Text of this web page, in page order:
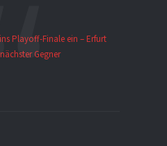
Playoff-Finale ein – Erfurt
Gegner